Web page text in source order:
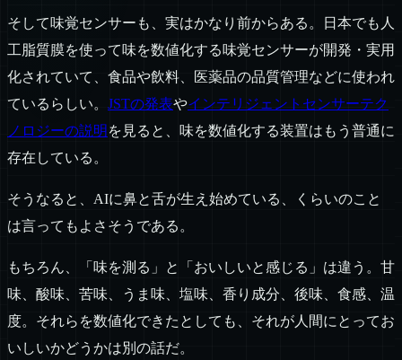
そして味覚センサーも、実はかなり前からある。日本でも人
工脂質膜を使って味を数値化する味覚センサーが開発・実用
化されていて、食品や飲料、医薬品の品質管理などに使われ
ているらしい。 JSTの発表やインテリジェントセンサーテク
ノロジーの説明 を見ると、味を数値化する装置はもう普通に
存在している。
そうなると、AIに鼻と舌が生え始めている、くらいのこと
は言ってもよさそうである。
もちろん、「味を測る」と「おいしいと感じる」は違う。甘
味、酸味、苦味、うま味、塩味、香り成分、後味、食感、温
度。それらを数値化できたとしても、それが人間にとってお
いしいかどうかは別の話だ。